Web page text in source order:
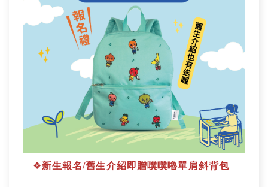
❖新生報名/舊生介紹即贈噗噗嚕單肩斜背包